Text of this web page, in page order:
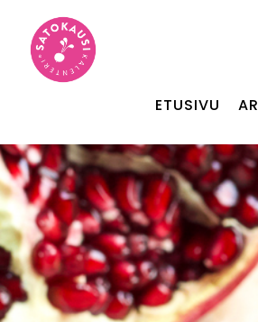
ETUSIVU